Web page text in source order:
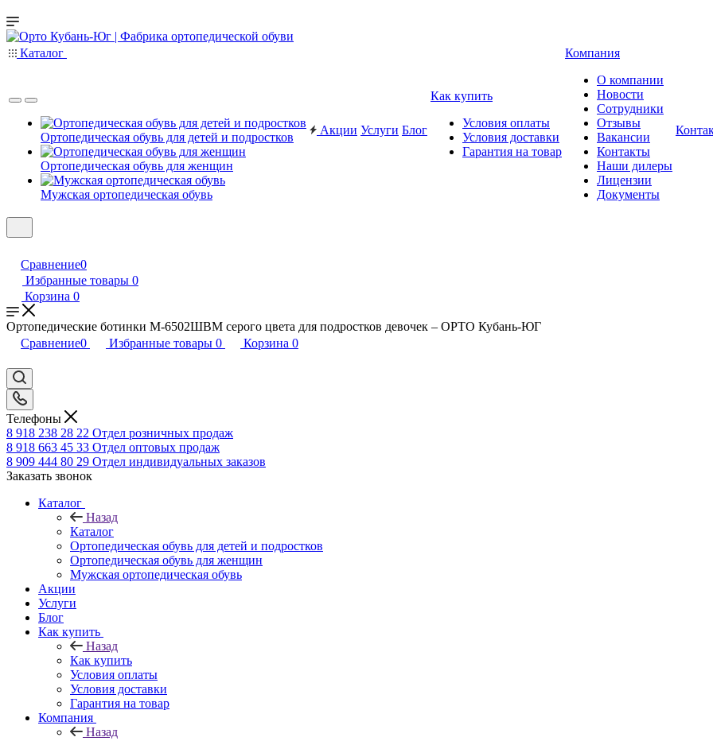
Каталог
Ортопедическая обувь для детей и подростков
Ортопедическая обувь для женщин
Мужская ортопедическая обувь
Акции Услуги Блог
Как купить
Условия оплаты
Условия доставки
Гарантия на товар
Компания
О компании
Новости
Сотрудники
Отзывы
Вакансии
Контакты
Наши дилеры
Лицензии
Документы
Сравнение0
Избранные товары 0
Корзина 0
Ортопедические ботинки М-6502ШВМ серого цвета для подростков девочек – ОРТО Кубань-ЮГ
Сравнение0 Избранные товары 0 Корзина 0
Телефоны
8 918 238 28 22 Отдел розничных продаж
8 918 663 45 33 Отдел оптовых продаж
8 909 444 80 29 Отдел индивидуальных заказов
Заказать звонок
Каталог
Назад
Каталог
Ортопедическая обувь для детей и подростков
Ортопедическая обувь для женщин
Мужская ортопедическая обувь
Акции
Услуги
Блог
Как купить
Назад
Как купить
Условия оплаты
Условия доставки
Гарантия на товар
Компания
Назад